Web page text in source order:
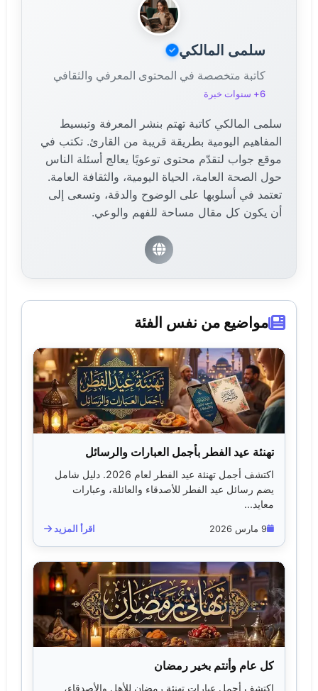
على المعلم لأنها تُظهر أن كلماته وأفعاله تركت أثراً حقيقياً.
سلمى المالكي
كاتبة متخصصة في المحتوى المعرفي والثقافي
6+ سنوات خبرة
سلمى المالكي كاتبة تهتم بنشر المعرفة وتبسيط
المفاهيم اليومية بطريقة قريبة من القارئ. تكتب في
موقع جواب لتقدّم محتوى توعويًا يعالج أسئلة الناس
حول الصحة العامة، الحياة اليومية، والثقافة العامة.
تعتمد في أسلوبها على الوضوح والدقة، وتسعى إلى
أن يكون كل مقال مساحة للفهم والوعي.
مواضيع من نفس الفئة
تهنئة عيد الفطر بأجمل العبارات والرسائل
اكتشف أجمل تهنئة عيد الفطر لعام 2026. دليل شامل
يضم رسائل عيد الفطر للأصدقاء والعائلة، وعبارات
معايد...
9 مارس 2026 اقرأ المزيد
كل عام وأنتم بخير رمضان
اكتشف أجمل عبارات تهنئة رمضان للأهل والأصدقاء،